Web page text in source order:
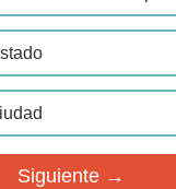
Siguiente →